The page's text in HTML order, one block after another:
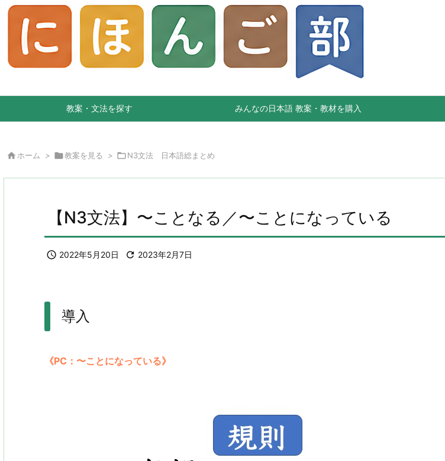
教案・文法を探す みんなの日本語 教案・教材を購入
 ホーム > 教案を見る > N3文法 日本語総まとめ
【N3文法】〜ことなる／〜ことになっている
 2022年5月20日  2023年2月7日
導入
《PC：〜ことになっている》